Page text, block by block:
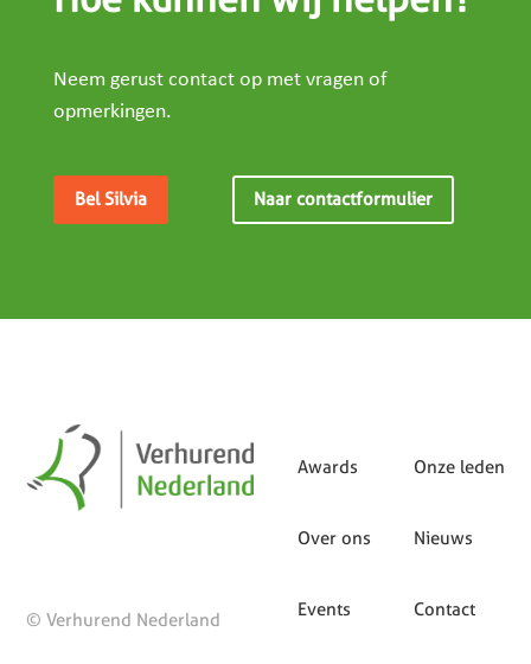
Neem gerust contact op met vragen of
opmerkingen.
Bel Silvia Naar contactformulier
© Verhurend Nederland
Awards
Over ons
Events
Onze leden
Nieuws
Contact